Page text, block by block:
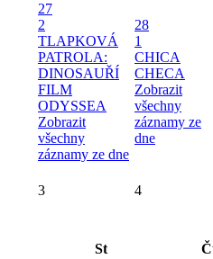
27
2
TLAPKOVÁ
PATROLA:
DINOSAUŘÍ
FILM
ODYSSEA
Zobrazit
všechny
záznamy ze dne
28
1
CHICA
CHECA
Zobrazit
všechny
záznamy ze
dne
3 4
St